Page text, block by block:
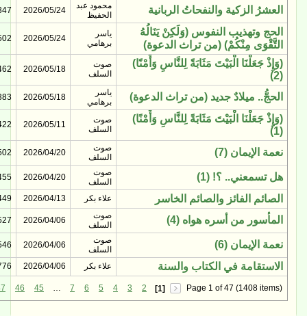
العشرُ الزكية والنفحاتُ الربانية
محمود عبد
2026/05/24
347
الحج وتهذيب النفوس (وَلَكِنْ يَنَالُهُ
التَّقْوَى مِنْكُمْ) (من تراث الدعوة)
برهامي
2026/05/24
502
(وَإِذْ جَعَلْنَا الْبَيْتَ مَثَابَةً لِلنَّاسِ وَأَمْنًا)
صوت
2026/05/18
462
الحجُّ.. ميلادٌ جديد (من تراث الدعوة)
ياسر
برهامي
2026/05/18
383
(وَإِذْ جَعَلْنَا الْبَيْتَ مَثَابَةً لِلنَّاسِ وَأَمْنًا)
صوت
2026/05/11
422
نعمة الإيمان (7) 2026/04/20
502
هل تسمعني.. ؟! (1) 2026/04/20
455
الصائم الفائز والصائم الخاسر علاء بكر 2026/04/13
449
المأسور من أسره هواه (4) 2026/04/06
527
نعمة الإيمان (6) 2026/04/06
546
الاستقامة في الكتاب والسنة علاء بكر 2026/04/06
776
47 46 45 3 [1] Page 1 of 47 (1408 items)